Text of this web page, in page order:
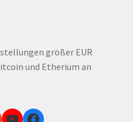
größer EUR
und Etherium an
Wien
YouTubeFacebook